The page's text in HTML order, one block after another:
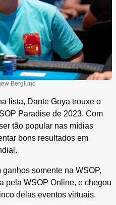
Berglund
lista, Dante Goya trouxe o
Paradise de 2023. Com
tão popular nas mídias
bons resultados em
somente na WSOP,
pela WSOP Online, e chegou
delas eventos virtuais.